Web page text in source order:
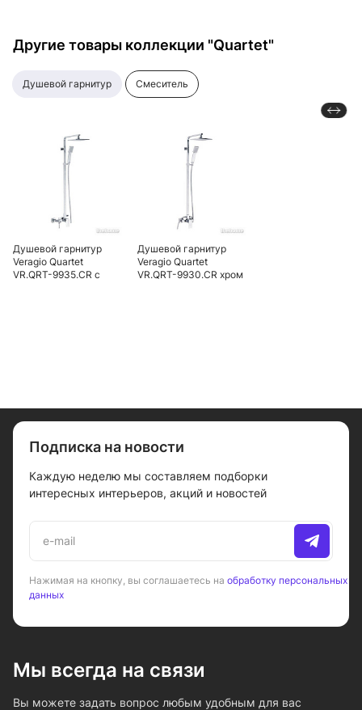
Другие товары коллекции "Quartet"
душевой гарнитур смеситель
Душевой гарнитур
Veragio Quartet
VR.QRT-9935.CR с
Душевой гарнитур
Veragio Quartet
VR.QRT-9930.CR хром
Подписка на новости
Каждую неделю мы составляем подборки
интересных интерьеров, акций и новостей
Нажимая на кнопку, вы соглашаетесь на обработку персональных
данных
Мы всегда на связи
Вы можете задать вопрос любым удобным для вас